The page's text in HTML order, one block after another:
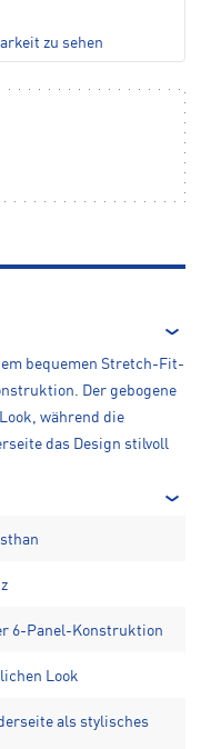
zu sehen
bequemen Stretch-Fit-
Der gebogene
während die
das Design stilvoll
6-Panel-Konstruktion
Look
als stylisches